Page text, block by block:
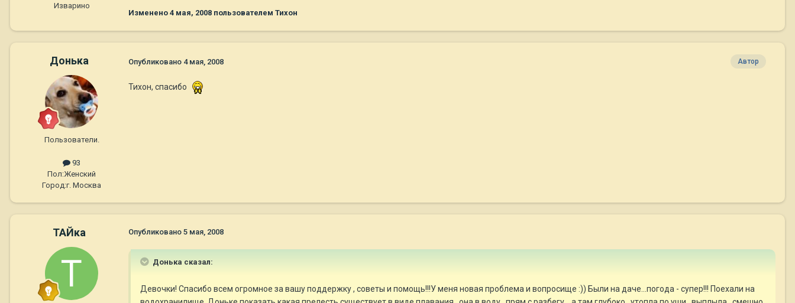
Изварино
Изменено 4 мая, 2008 пользователем Тихон
Донька
Пользователи.
93
Пол:Женский
Город:г. Москва
Автор
Опубликовано 4 мая, 2008
Тихон, спасибо
ТАЙка Опубликовано 5 мая, 2008
Донька сказал:
Девочки! Спасибо всем огромное за вашу поддержку , советы и помощь!!!У меня новая проблема и вопросище :)) Были на даче...погода - супер!!! Поехали на